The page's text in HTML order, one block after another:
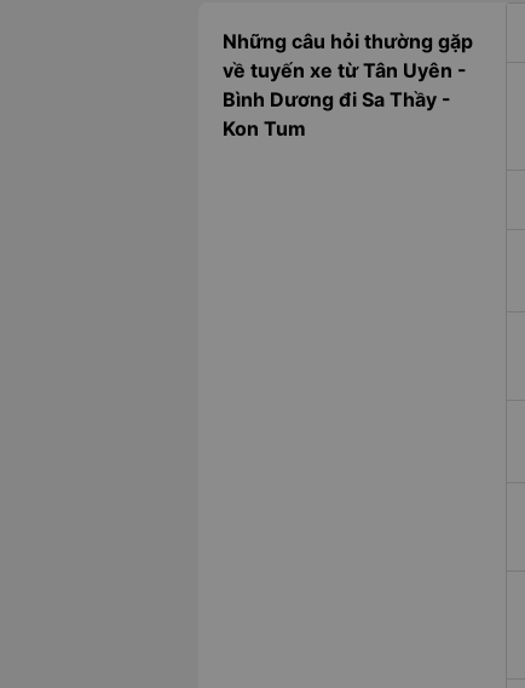
Những câu hỏi thường gặp
về tuyến xe từ Tân Uyên -
Bình Dương đi Sa Thầy -
Kon Tum